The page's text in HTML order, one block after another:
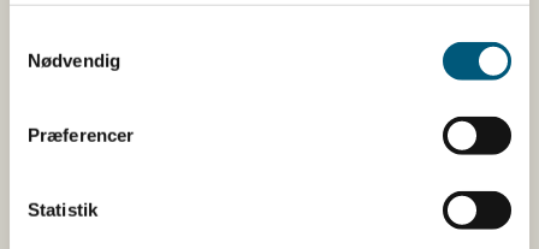
Nødvendig
Præferencer
Statistik
fødevarekæden fra jord til bord med fokus på
dyresundhed og sikker, sund mad. Vi står bag De
fra cafeer, restauranter og supermarkeder.
Kontakt